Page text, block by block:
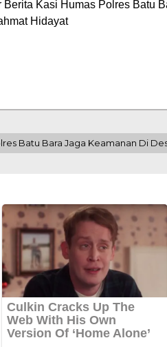
Berita Kasi Humas Polres Batu
Hidayat
Batu Bara Jaga Keamanan Di